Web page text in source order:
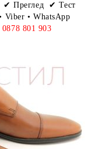
✔ Преглед ✔ Тест
Viber • WhatsApp
0878 801 903